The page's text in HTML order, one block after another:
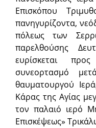
Επισκόπου
πανηγυρίζοντα,
πόλεως των
παρελθούσης
ευρίσκεται
συνεορτασμό
θαυματουργού
Κάρας της Αγίας
τον παλαιό ιερό
Επισκέψεως»